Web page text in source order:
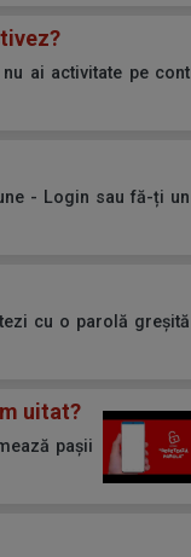
ai activitate pe cont
- Login sau fă-ți un
cu o parolă greșită
uitat?
pașii